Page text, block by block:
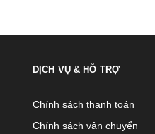
DỊCH VỤ & HỖ TRỢ
Chính sách thanh toán
Chính sách vận chuyển